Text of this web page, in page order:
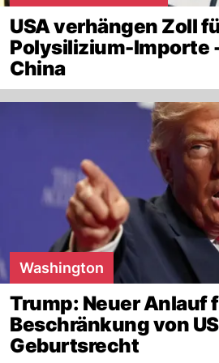
USA verhängen Zoll
Polysilizium-Importe
China
Washington
Trump: Neuer Anlauf
Beschränkung von
Geburtsrecht